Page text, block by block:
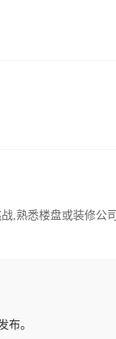
,熟悉楼盘或装修公司
布。